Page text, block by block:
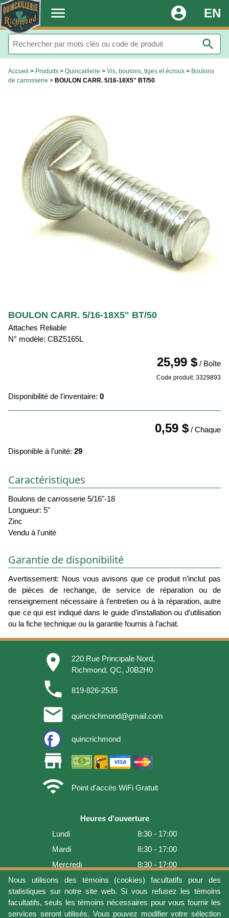
. menu EN
account_circle
search
Nous utilisons des témoins (cookies) facultatifs pour des
statistiques sur notre site web. Si vous refusez les témoins
facultatifs, seuls les témoins nécessaires pour vous fournir les
services seront utilisés. Vous pouvez modifier votre sélection
Accueil > Produits > Quincaillerie > Vis, boulons, tiges et écrous > Boulons
de carrosserie > BOULON CARR. 5/16-18X5" BT/50
BOULON CARR. 5/16-18X5" BT/50
Attaches Reliable
N° modèle: CBZ5165L
25,99 $ / Boîte
Code produit: 3329893
Disponibilité de l'inventaire: 0
0,59 $ / Chaque
Disponible à l'unité: 29
Caractéristiques
Boulons de carrosserie 5/16"-18
Longueur: 5"
Zinc
Vendu à l'unité
Garantie de disponibilité
Avertissement: Nous vous avisons que ce produit n’inclut pas
de pièces de rechange, de service de réparation ou de
renseignement nécessaire à l’entretien ou à la réparation, autre
que ce qui est indiqué dans le guide d’installation ou d’utilisation
ou la fiche technique ou la garantie fournis à l’achat.
place
220 Rue Principale Nord,
Richmond, QC, J0B2H0
phone 819-826-2535
email quincrichmond@gmail.com
quincrichmond
store
wifi
Point d'accès WiFi Gratuit
Heures d'ouverture
Lundi
8:30 - 17:00
Mardi
8:30 - 17:00
Mercredi
8:30 - 17:00
Jeudi
8:30 - 17:00
Vendredi
8:30 - 17:00
Samedi
9:00 - 16:00